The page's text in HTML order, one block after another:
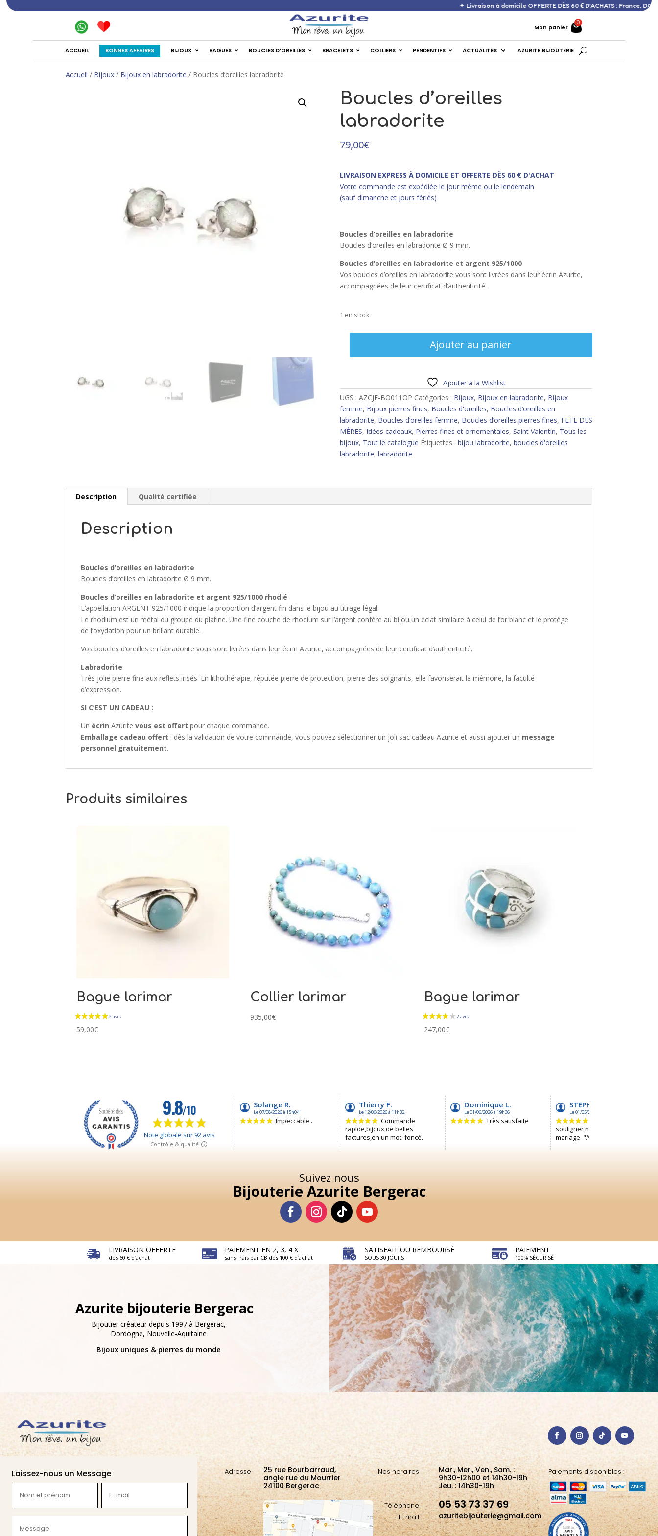
✦ Livraison à domicile OFFERTE DÈS 60 € D’ACHATS : France, DOM, Europe ✦
Mon panier
ACCUEIL BONNES AFFAIRES BIJOUX BAGUES BOUCLES D’OREILLES BRACELETS COLLIERS PENDENTIFS ACTUALITÉS AZURITE BIJOUTERIE
Accueil / Bijoux / Bijoux en labradorite / Boucles d’oreilles labradorite
Boucles d’oreilles
labradorite
79,00€
LIVRAISON EXPRESS À DOMICILE ET OFFERTE DÈS 60 € D'ACHAT
Votre commande est expédiée le jour même ou le lendemain
(sauf dimanche et jours fériés)
Boucles d’oreilles en labradorite
Boucles d’oreilles en labradorite Ø 9 mm.
Boucles d’oreilles en labradorite et argent 925/1000
Vos boucles d’oreilles en labradorite vous sont livrées dans leur écrin Azurite,
accompagnées de leur certificat d’authenticité.
1 en stock
Boucles
Ajouter au panier
Ajouter à la Wishlist
UGS : AZCJF-BO011OP Catégories : Bijoux, Bijoux en labradorite, Bijoux
femme, Bijoux pierres fines, Boucles d'oreilles, Boucles d’oreilles en
labradorite, Boucles d’oreilles femme, Boucles d’oreilles pierres fines, FETE DES
MÈRES, Idées cadeaux, Pierres fines et ornementales, Saint Valentin, Tous les
bijoux, Tout le catalogue Étiquettes : bijou labradorite, boucles d'oreilles
labradorite, labradorite
Description Qualité certifiée
Description
Boucles d’oreilles en labradorite
Boucles d’oreilles en labradorite Ø 9 mm.
Boucles d’oreilles en labradorite et argent 925/1000 rhodié
L’appellation ARGENT 925/1000 indique la proportion d’argent fin dans le bijou au titrage légal.
Le rhodium est un métal du groupe du platine. Une fine couche de rhodium sur l’argent confère au bijou un éclat similaire à celui de l’or blanc et le protège
de l’oxydation pour un brillant durable.
Vos boucles d’oreilles en labradorite vous sont livrées dans leur écrin Azurite, accompagnées de leur certificat d’authenticité.
Labradorite
Très jolie pierre fine aux reflets irisés. En lithothérapie, réputée pierre de protection, pierre des soignants, elle favoriserait la mémoire, la faculté
d’expression.
SI C’EST UN CADEAU :
Un écrin Azurite vous est offert pour chaque commande.
Emballage cadeau offert : dès la validation de votre commande, vous pouvez sélectionner un joli sac cadeau Azurite et aussi ajouter un message
personnel gratuitement.
Produits similaires
Bague larimar
59,00€
Collier larimar
935,00€
Bague larimar
247,00€
Suivez nous
Bijouterie Azurite Bergerac
LIVRAISON OFFERTE
dès 60 € d’achat
PAIEMENT EN 2, 3, 4 X
sans frais par CB dès 100 € d’achat
SATISFAIT OU REMBOURSÉ
SOUS 30 JOURS
PAIEMENT
100% SÉCURISÉ
Azurite bijouterie Bergerac
Bijoutier créateur depuis 1997 à Bergerac,
Dordogne, Nouvelle-Aquitaine
Bijoux uniques & pierres du monde
Laissez-nous un Message
et
prénom
mail
(Nécessaire)
(Nécessaire)
Adresse
25 rue Bourbarraud,
angle rue du Mourrier
24100 Bergerac
Nos horaires
Téléphone
E-mail
Mar., Mer., Ven., Sam. :
9h30-12h00 et 14h30-19h
Jeu. : 14h30-19h
05 53 73 37 69
azuritebijouterie@gmail.com
Paiements disponibles :